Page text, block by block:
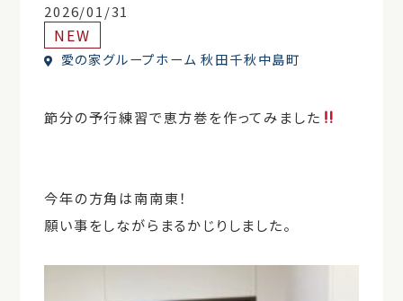
2026/01/31
NEW
愛の家グループホーム 秋田千秋中島町
節分の予行練習で恵方巻を作ってみました
今年の方角は南南東！
願い事をしながらまるかじりしました。